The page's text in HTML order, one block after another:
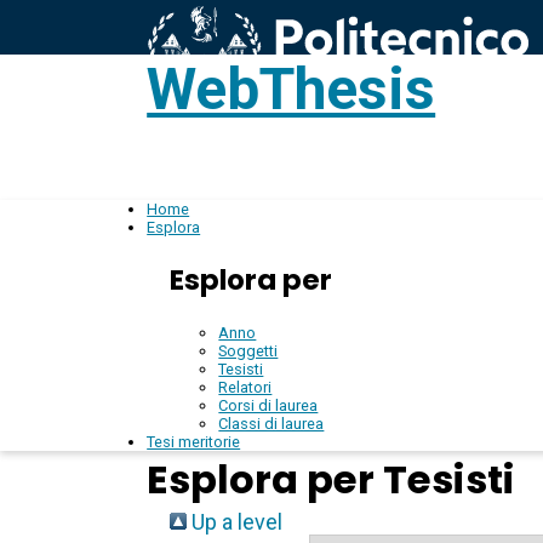
WebThesis
Home
Esplora
Esplora per
Anno
Soggetti
Tesisti
Relatori
Corsi di laurea
Classi di laurea
Tesi meritorie
Esplora per Tesisti
Up a level